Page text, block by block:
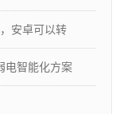
安卓可以转
电智能化方案